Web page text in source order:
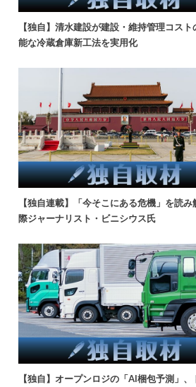
【独自】清水建設が建設・維持管理コスト
能な冷蔵倉庫新工法を実用化
【独自連載】「今そこにある危機」を読
際ジャーナリスト・ビニシウス氏
【独自】オープンロジの「AI梱包予測」、